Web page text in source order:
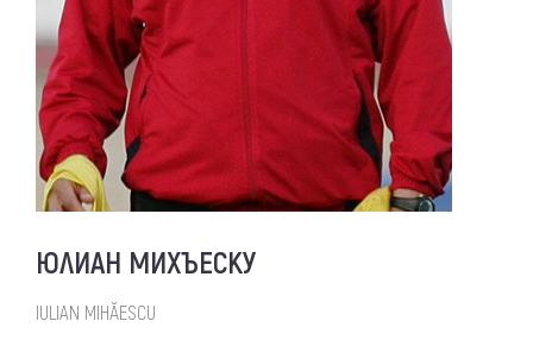
ЮЛИАН МИХЪЕСКУ
IULIAN MIHĂESCU